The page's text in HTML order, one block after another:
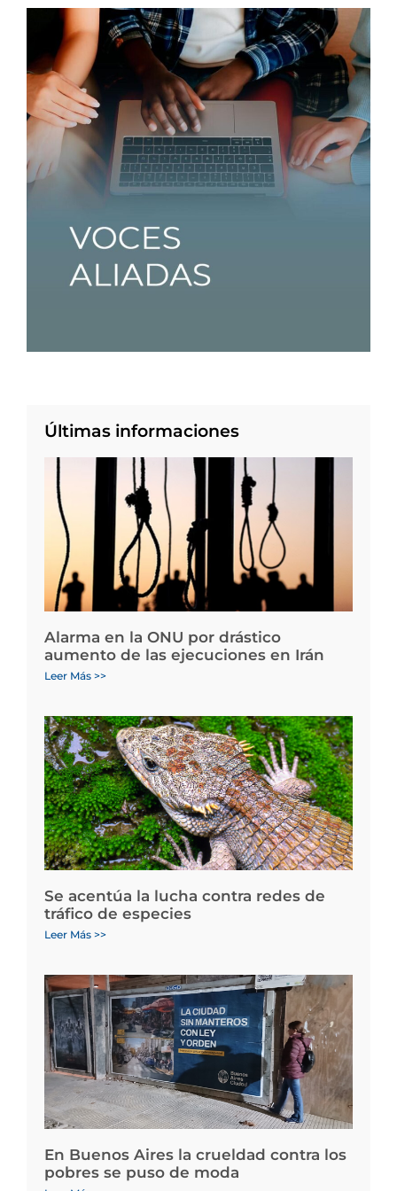
Últimas informaciones
Alarma en la ONU por drástico
aumento de las ejecuciones en Irán
Leer Más >>
Se acentúa la lucha contra redes de
tráfico de especies
Leer Más >>
En Buenos Aires la crueldad contra los
pobres se puso de moda